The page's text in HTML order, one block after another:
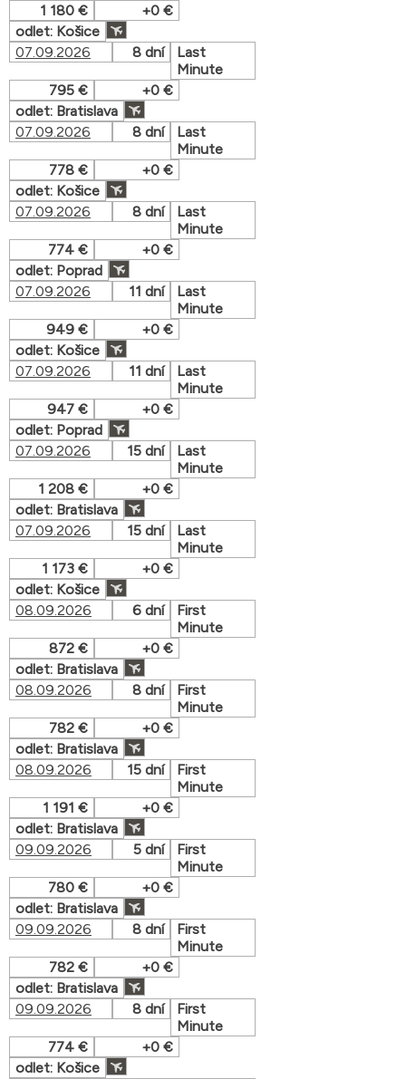
1 180 €
+0 €
odlet: Košice
07.09.2026
8 dní
Last
Minute
795 €
+0 €
odlet: Bratislava
07.09.2026
8 dní
Last
Minute
778 €
+0 €
odlet: Košice
07.09.2026
8 dní
Last
Minute
774 €
+0 €
odlet: Poprad
07.09.2026
11 dní
Last
Minute
949 €
+0 €
odlet: Košice
07.09.2026
11 dní
Last
Minute
947 €
+0 €
odlet: Poprad
07.09.2026
15 dní
Last
Minute
1 208 €
+0 €
odlet: Bratislava
07.09.2026
15 dní
Last
Minute
1 173 €
+0 €
odlet: Košice
08.09.2026
6 dní
First
Minute
872 €
+0 €
odlet: Bratislava
08.09.2026
8 dní
First
Minute
782 €
+0 €
odlet: Bratislava
08.09.2026
15 dní
First
Minute
1 191 €
+0 €
odlet: Bratislava
09.09.2026
5 dní
First
Minute
780 €
+0 €
odlet: Bratislava
09.09.2026
8 dní
First
Minute
782 €
+0 €
odlet: Bratislava
09.09.2026
8 dní
First
Minute
774 €
+0 €
odlet: Košice